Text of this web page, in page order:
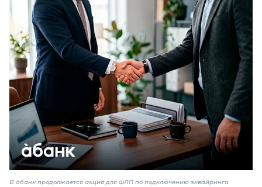
В àбанк продолжается акция для ФЛП по подключению эквайринга